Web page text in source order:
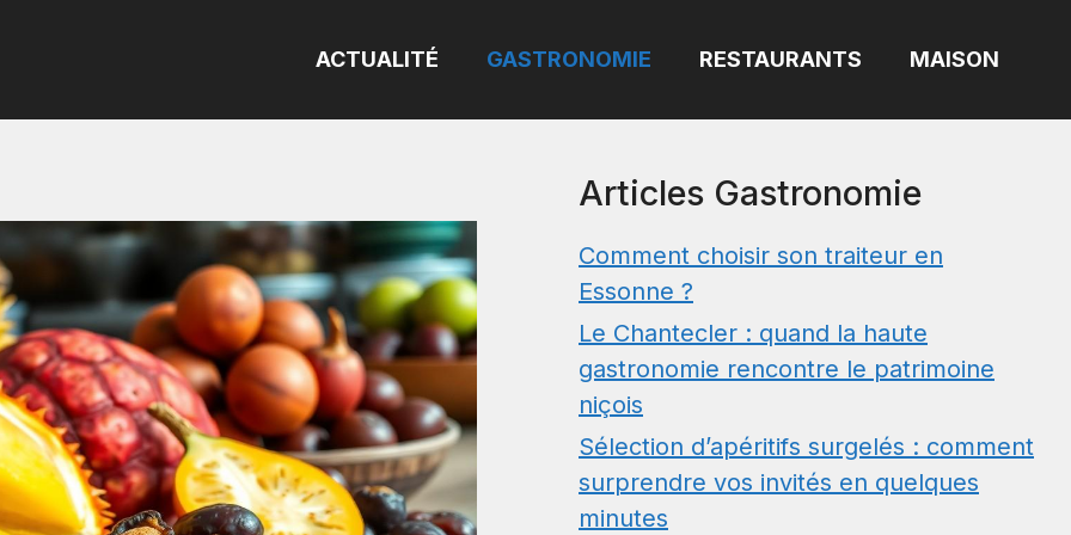
ACTUALITÉ GASTRONOMIE RESTAURANTS MAISON
Articles Gastronomie
Comment choisir son traiteur en
Essonne ?
Le Chantecler : quand la haute
gastronomie rencontre le patrimoine
niçois
Sélection d’apéritifs surgelés : comment
surprendre vos invités en quelques
minutes